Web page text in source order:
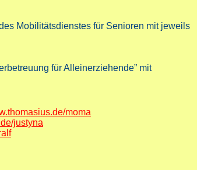
Mobilitätsdienstes für Senioren mit jeweils
für Alleinerziehende” mit
moma
justyna